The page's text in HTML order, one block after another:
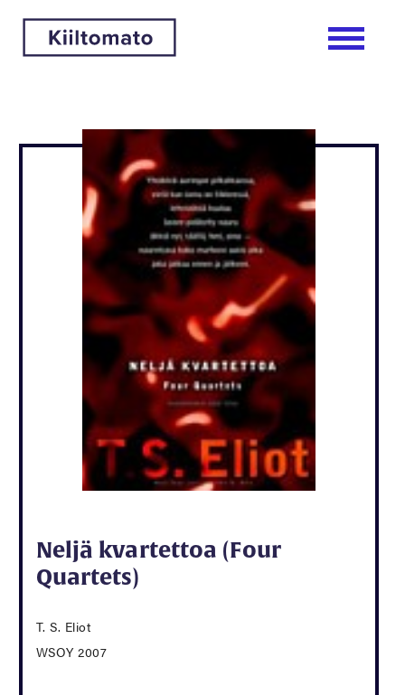
Neljä kvartettoa (Four
Quartets)
T. S. Eliot
WSOY 2007